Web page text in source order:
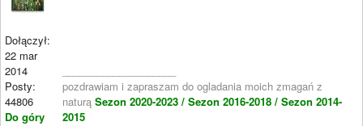
Dołączył:
22 mar
2014
Posty:
44806
Do góry
pozdrawiam i zapraszam do ogladania moich zmagań z
naturą Sezon 2020-2023 / Sezon 2016-2018 / Sezon 2014-
2015